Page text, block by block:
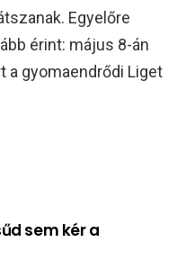
Egyelőre
érint: május 8-án
a gyomaendrődi Liget
sem kér a